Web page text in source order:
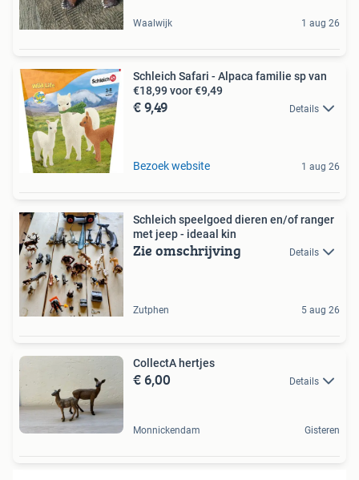
Waalwijk 1 aug 26
Schleich Safari - Alpaca familie sp van
€18,99 voor €9,49
€ 9,49 Details
Bezoek website 1 aug 26
Schleich speelgoed dieren en/of ranger
met jeep - ideaal kin
Zie omschrijving Details
Zutphen 5 aug 26
CollectA hertjes
€ 6,00 Details
Monnickendam Gisteren